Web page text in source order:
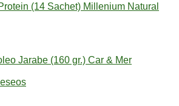
(14 Sachet) Millenium Natural